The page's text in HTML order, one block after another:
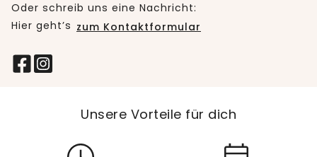
Oder schreib uns eine Nachricht:
Hier geht’s zum Kontaktformular
Unsere Vorteile für dich